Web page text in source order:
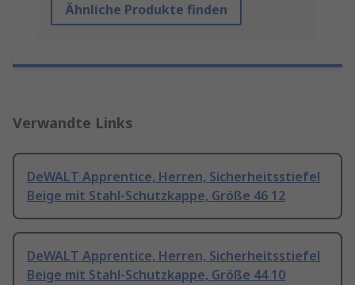
Ähnliche Produkte finden
Verwandte Links
DeWALT Apprentice, Herren, Sicherheitsstiefel
Beige mit Stahl-Schutzkappe, Größe 46 12
DeWALT Apprentice, Herren, Sicherheitsstiefel
Beige mit Stahl-Schutzkappe, Größe 44 10